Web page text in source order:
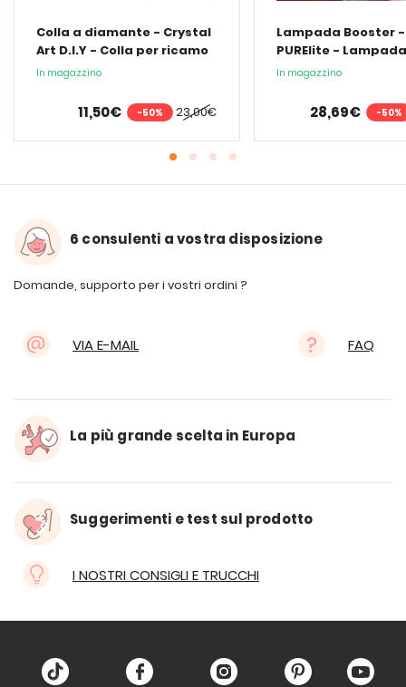
Colla a diamante - Crystal
Art D.I.Y - Colla per ricamo
a diamante - 150 ml
In magazzino
23,00€
11,50€ -50%
Lampada Booster -
PURElite -
collo ricaricabile
In magazzino
28,69€ -50%
6 consulenti a vostra disposizione
Domande, supporto per i vostri ordini ?
VIA E-MAIL FAQ
La più grande scelta in Europa
Suggerimenti e test sul prodotto
I NOSTRI CONSIGLI E TRUCCHI